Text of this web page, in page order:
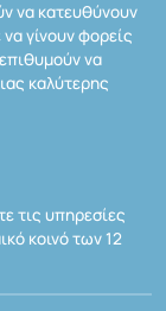
να κατευθύνουν
γίνουν φορείς
να
καλύτερης
τις υπηρεσίες
κοινό των 12